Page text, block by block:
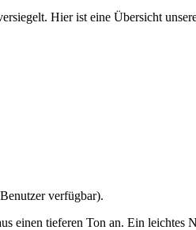
Hier ist eine Übersicht
verfügbar).
tieferen Ton an. Ein leichtes